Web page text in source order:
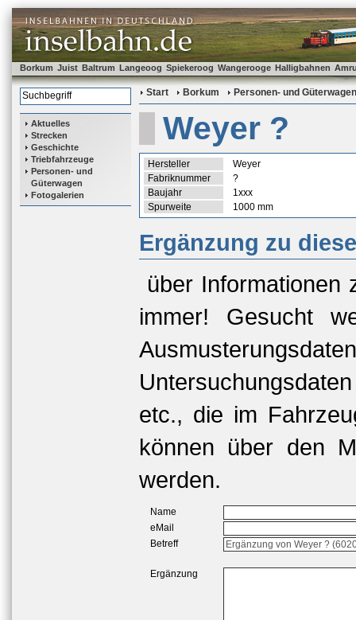
Borkum Juist Baltrum Langeoog Spiekeroog Wangerooge Halligbahnen
Aktuelles
Strecken
Geschichte
Triebfahrzeuge
Personen- und
Güterwagen
Fotogalerien
Start Borkum Personen- und Güterwagen
Weyer ?
Hersteller
Weyer
Fabriknummer
?
Baujahr
1xxx
Spurweite
1000 mm
Ergänzung zu
über Informationen
immer! Gesucht
etc., die im
können über den
werden.
Name
eMail
Betreff
Ergänzung